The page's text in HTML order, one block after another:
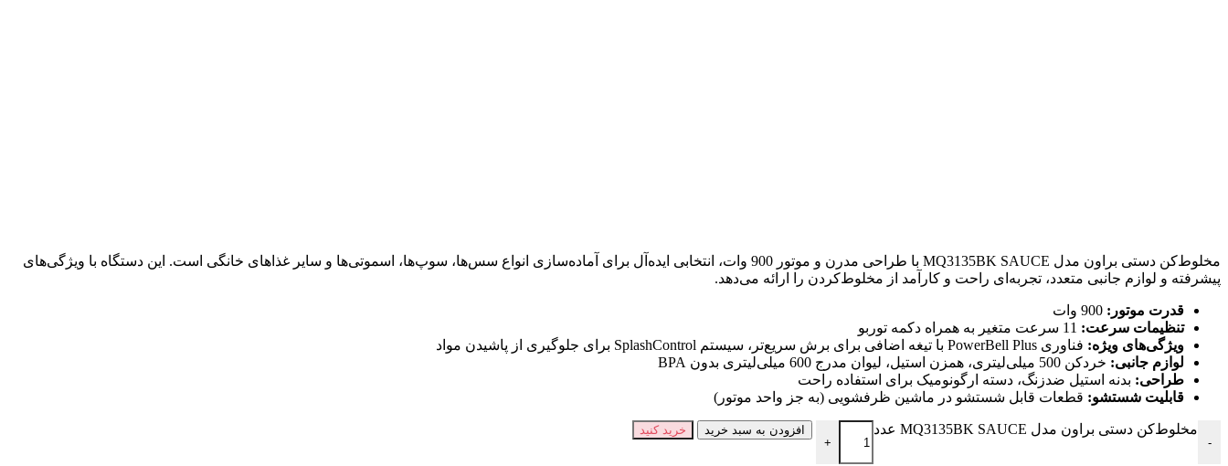
مخلوط‌کن دستی براون مدل MQ3135BK SAUCE با طراحی مدرن و موتور 900 وات، انتخابی ایده‌آل برای آماده‌سازی انواع سس‌ها، سوپ‌ها، اسموتی‌ها و سایر غذاهای خانگی است. این دستگاه با ویژگی‌های
پیشرفته و لوازم جانبی متعدد، تجربه‌ای راحت و کارآمد از مخلوط‌کردن را ارائه می‌دهد.
قدرت موتور:
تنظیمات سرعت:
ویژگی‌های ویژه: فناوری PowerBell Plus با تیغه اضافی برای برش سریع‌تر، سیستم SplashControl برای جلوگیری از پاشیدن مواد
لوازم جانبی: خردکن 500 میلی‌لیتری، همزن استیل، لیوان مدرج 600 میلی‌لیتری بدون BPA
طراحی: بدنه استیل ضدزنگ، دسته ارگونومیک برای استفاده راحت
قابلیت شستشو: قطعات قابل شستشو در ماشین ظرفشویی (به جز واحد موتور)
-
مخلوط‌کن دستی براون مدل MQ3135BK SAUCE عدد
+
افزودن به سبد خرید خرید کنید